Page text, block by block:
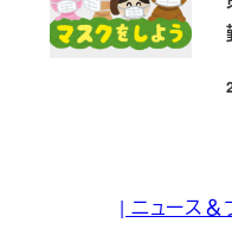
| ニュース